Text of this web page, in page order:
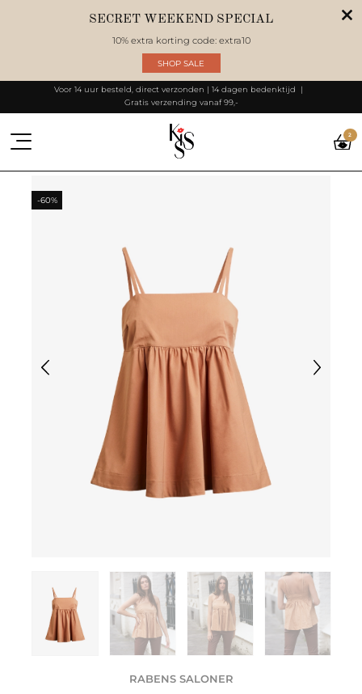
SECRET WEEKEND SPECIAL
10% extra korting code: extra10
SHOP SALE
Voor 14 uur besteld, direct verzonden | 14 dagen bedenktijd
Gratis verzending vanaf 99,-
2
-60%
RABENS SALONER